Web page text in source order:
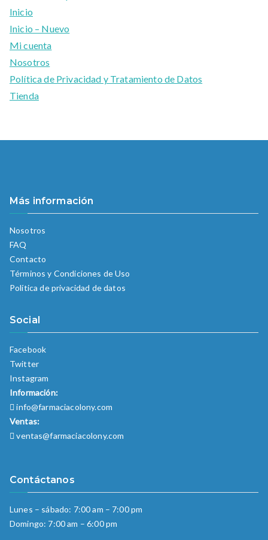
Inicio
Inicio – Nuevo
Mi cuenta
Nosotros
Política de Privacidad y Tratamiento de Datos
Tienda
Más información
Nosotros
FAQ
Contacto
Términos y Condiciones de Uso
Política de privacidad de datos
Social
Facebook
Twitter
Instagram
Información:
info@farmaciacolony.com
Ventas:
ventas@farmaciacolony.com
Contáctanos
Lunes – sábado: 7:00 am – 7:00 pm
Domingo: 7:00 am – 6:00 pm